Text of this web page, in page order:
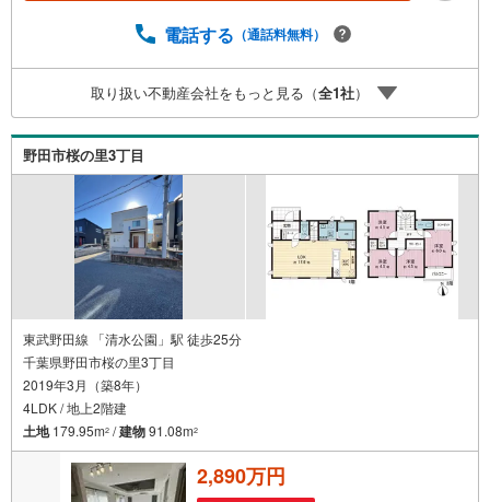
気軽にご相談ください。お客様第一主義をモット-にお引越
実に努めさせて頂きます。住宅情報館にお越し頂けたら、
物件のご紹介だけではなく、お住まいの疑問、不安、お家
の事ならなんでもご相談いただけます。お客様の要望をお
伺いしながら誠心誠意、全力でサポートさせて頂きます。
お客様一人一人に合わせたライフプランのご提案をさせて
いただきます。お気軽にご相談ください。
電話する （通話料無料）
取り扱い不動産会社をもっと見る（全1社）
野田市桜の里3丁目
東武野田線 「清水公園」駅 徒歩25分
千葉県野田市桜の里3丁目
2019年3月（築8年）
4LDK / 地上2階建
土地179.95m2 /建物91.08m2
2,890万円